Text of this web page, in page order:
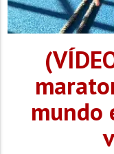
mundo